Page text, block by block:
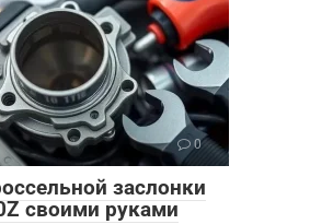
0
заслонки
своими руками